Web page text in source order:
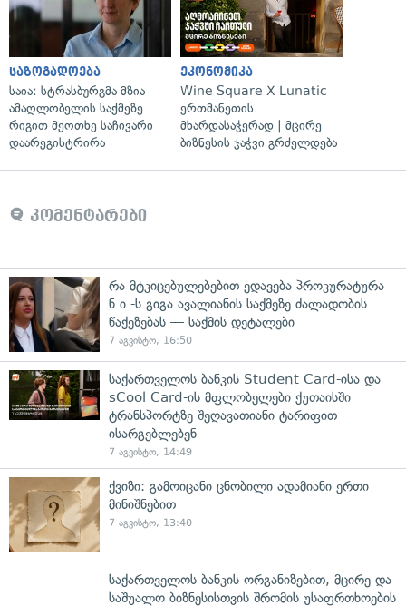
საზოგადოება
საია: სტრასბურგმა მზია
ამაღლობელის საქმეზე
რიგით მეოთხე საჩივარი
დაარეგისტრირა
ეკონომიკა
Wine Square X Lunatic
ერთმანეთის
მხარდასაჭერად | მცირე
ბიზნესის ჯაჭვი გრძელდება
კომენტარები
რა მტკიცებულებებით ედავება პროკურატურა
ნ.ი.-ს გიგა ავალიანის საქმეზე ძალადობის
წაქეზებას — საქმის დეტალები
7 აგვისტო, 16:50
საქართველოს ბანკის Student Card-ისა და
sCool Card-ის მფლობელები ქუთაისში
ტრანსპორტზე შეღავათიანი ტარიფით
ისარგებლებენ
7 აგვისტო, 14:49
ქვიზი: გამოიცანი ცნობილი ადამიანი ერთი
მინიშნებით
7 აგვისტო, 13:40
საქართველოს ბანკის ორგანიზებით, მცირე და
საშუალო ბიზნესისთვის შრომის უსაფრთხოების